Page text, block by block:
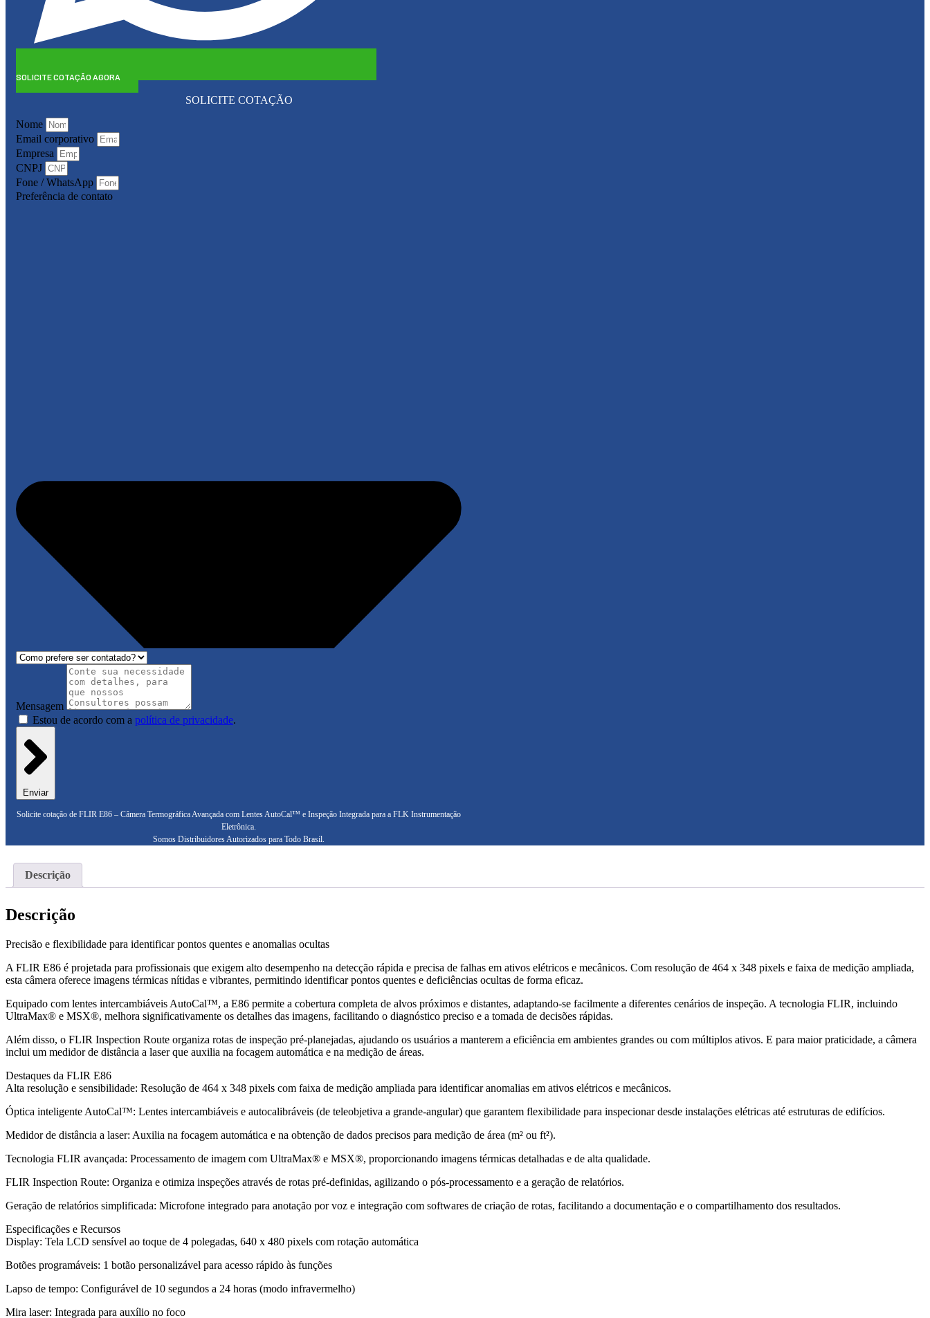
SOLICITE COTAÇÃO AGORA
SOLICITE COTAÇÃO
Nome
Email corporativo
Empresa
CNPJ
Fone / WhatsApp
Preferência de contato
Mensagem
Estou de acordo com a política de privacidade.
Enviar
Solicite cotação de FLIR E86 – Câmera Termográfica Avançada com Lentes AutoCal™ e Inspeção Integrada para a FLK Instrumentação
Eletrônica.
Somos Distribuidores Autorizados para Todo Brasil.
Descrição
Descrição
Precisão e flexibilidade para identificar pontos quentes e anomalias ocultas
A FLIR E86 é projetada para profissionais que exigem alto desempenho na detecção rápida e precisa de falhas em ativos elétricos e mecânicos. Com resolução de 464 x 348 pixels e faixa de medição ampliada,
esta câmera oferece imagens térmicas nítidas e vibrantes, permitindo identificar pontos quentes e deficiências ocultas de forma eficaz.
Equipado com lentes intercambiáveis AutoCal™, a E86 permite a cobertura completa de alvos próximos e distantes, adaptando-se facilmente a diferentes cenários de inspeção. A tecnologia FLIR, incluindo
UltraMax® e MSX®, melhora significativamente os detalhes das imagens, facilitando o diagnóstico preciso e a tomada de decisões rápidas.
Além disso, o FLIR Inspection Route organiza rotas de inspeção pré-planejadas, ajudando os usuários a manterem a eficiência em ambientes grandes ou com múltiplos ativos. E para maior praticidade, a câmera
inclui um medidor de distância a laser que auxilia na focagem automática e na medição de áreas.
Destaques da FLIR E86
Alta resolução e sensibilidade: Resolução de 464 x 348 pixels com faixa de medição ampliada para identificar anomalias em ativos elétricos e mecânicos.
Óptica inteligente AutoCal™: Lentes intercambiáveis e autocalibráveis (de teleobjetiva a grande-angular) que garantem flexibilidade para inspecionar desde instalações elétricas até estruturas de edifícios.
Medidor de distância a laser: Auxilia na focagem automática e na obtenção de dados precisos para medição de área (m² ou ft²).
Tecnologia FLIR avançada: Processamento de imagem com UltraMax® e MSX®, proporcionando imagens térmicas detalhadas e de alta qualidade.
FLIR Inspection Route: Organiza e otimiza inspeções através de rotas pré-definidas, agilizando o pós-processamento e a geração de relatórios.
Geração de relatórios simplificada: Microfone integrado para anotação por voz e integração com softwares de criação de rotas, facilitando a documentação e o compartilhamento dos resultados.
Especificações e Recursos
Display: Tela LCD sensível ao toque de 4 polegadas, 640 x 480 pixels com rotação automática
Botões programáveis: 1 botão personalizável para acesso rápido às funções
Lapso de tempo: Configurável de 10 segundos a 24 horas (modo infravermelho)
Mira laser: Integrada para auxílio no foco